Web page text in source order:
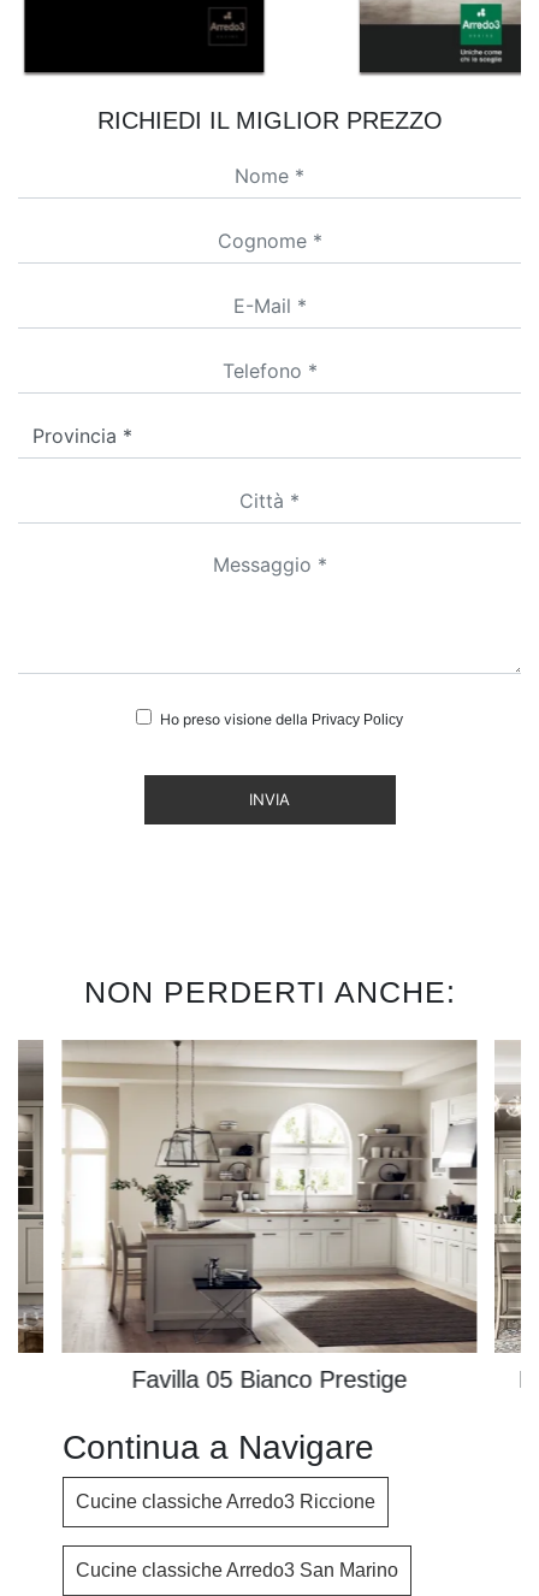
RICHIEDI IL MIGLIOR PREZZO
Ho preso visione della Privacy Policy
INVIA
NON PERDERTI ANCHE:
Favilla 05 Bianco Prestige
Continua a Navigare
Cucine classiche Arredo3 Riccione
Cucine classiche Arredo3 San Marino